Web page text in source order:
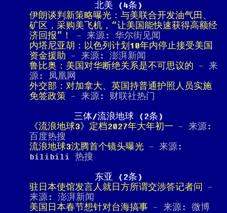
北美 (4条)
伊朗谈判新策略曝光：与美联合开发油气田、
矿区，采购美飞机，“让美国能快速获得高额经
济回报”！
- 来源: 华尔街见闻
内塔尼亚胡：以色列计划10年内停止接受美国
资金援助 - 来源: 澎湃新闻
鲁比奥：美国对华断绝关系是不可思议的 - 来
源: 凤凰网
外交部：对加拿大、英国持普通护照人员实施
免签政策 - 来源: 财联社热门
三体/流浪地球 (2条)
《流浪地球3》定档2027年大年初一 - 来源:
百度热搜
流浪地球3沈腾首个镜头曝光 - 来源:
bilibili 热搜
东亚 (2条)
驻日本使馆发言人就日方所谓交涉答记者问
-
来源: 澎湃新闻
美国日本春节想针对台海搞事 - 来源: 微博